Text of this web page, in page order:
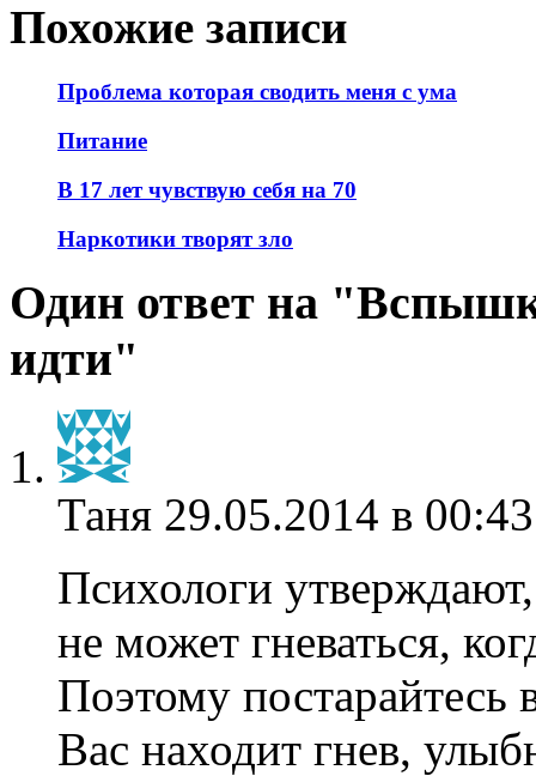
Похожие записи
Проблема которая сводить меня с ума
Питание
В 17 лет чувствую себя на 70
Наркотики творят зло
Один ответ на
идти"
Таня 29.05.2014 в
Психологи
не может гневаться,
Поэтому постарайтесь
Вас находит гнев,